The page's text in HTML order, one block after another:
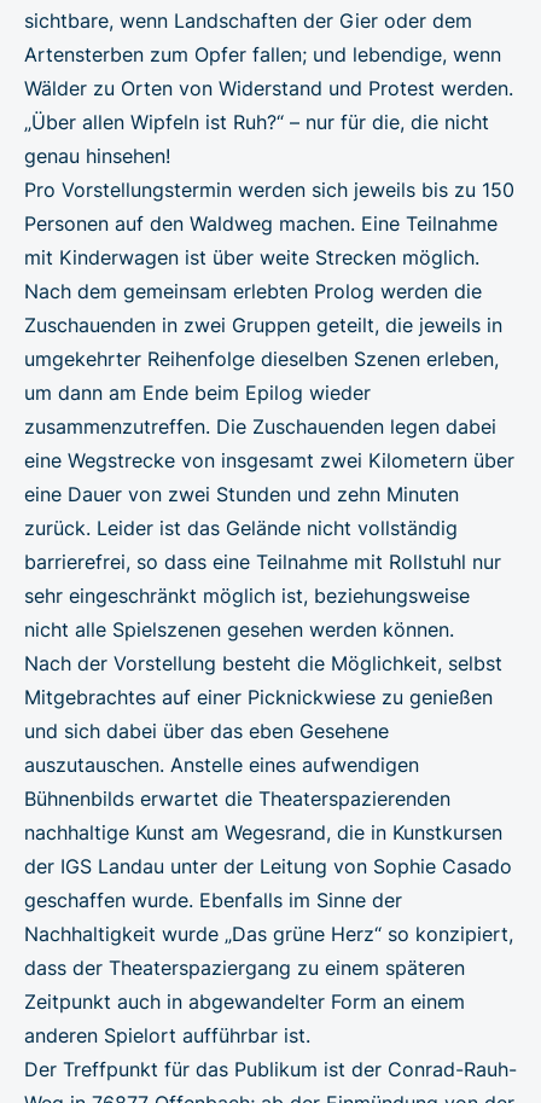
sichtbare, wenn Landschaften der Gier oder dem
Artensterben zum Opfer fallen; und lebendige, wenn
Wälder zu Orten von Widerstand und Protest werden.
„Über allen Wipfeln ist Ruh?“ – nur für die, die nicht
genau hinsehen!
Pro Vorstellungstermin werden sich jeweils bis zu 150
Personen auf den Waldweg machen. Eine Teilnahme
mit Kinderwagen ist über weite Strecken möglich.
Nach dem gemeinsam erlebten Prolog werden die
Zuschauenden in zwei Gruppen geteilt, die jeweils in
umgekehrter Reihenfolge dieselben Szenen erleben,
um dann am Ende beim Epilog wieder
zusammenzutreffen. Die Zuschauenden legen dabei
eine Wegstrecke von insgesamt zwei Kilometern über
eine Dauer von zwei Stunden und zehn Minuten
zurück. Leider ist das Gelände nicht vollständig
barrierefrei, so dass eine Teilnahme mit Rollstuhl nur
sehr eingeschränkt möglich ist, beziehungsweise
nicht alle Spielszenen gesehen werden können.
Nach der Vorstellung besteht die Möglichkeit, selbst
Mitgebrachtes auf einer Picknickwiese zu genießen
und sich dabei über das eben Gesehene
auszutauschen. Anstelle eines aufwendigen
Bühnenbilds erwartet die Theaterspazierenden
nachhaltige Kunst am Wegesrand, die in Kunstkursen
der IGS Landau unter der Leitung von Sophie Casado
geschaffen wurde. Ebenfalls im Sinne der
Nachhaltigkeit wurde „Das grüne Herz“ so konzipiert,
dass der Theaterspaziergang zu einem späteren
Zeitpunkt auch in abgewandelter Form an einem
anderen Spielort aufführbar ist.
Der Treffpunkt für das Publikum ist der Conrad-Rauh-